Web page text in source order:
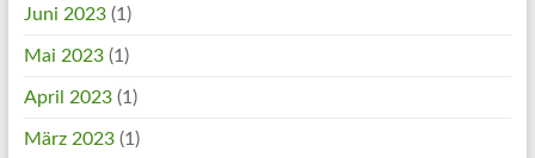
Juni 2023(1)
Mai 2023(1)
April 2023(1)
März 2023(1)